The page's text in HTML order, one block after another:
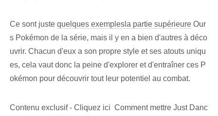
Ce sont juste quelques exemples la partie supérieure Our
s Pokémon de la série, mais il y en a bien d'autres à déco
uvrir. Chacun d'eux a son propre style et ses atouts uniqu
es, cela vaut donc la peine d'explorer et d'entraîner ces P
okémon pour découvrir tout leur potentiel au combat.
Contenu exclusif - Cliquez ici Comment mettre Just Danc